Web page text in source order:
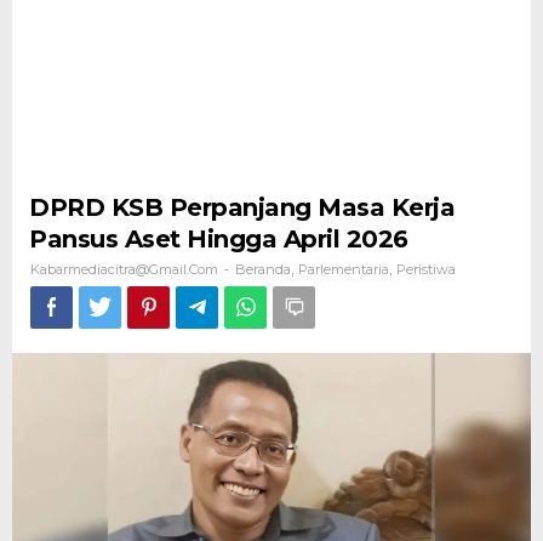
DPRD KSB Perpanjang Masa Kerja
Pansus Aset Hingga April 2026
Kabarmediacitra@gmail.com - Beranda Parlementaria Peristiwa